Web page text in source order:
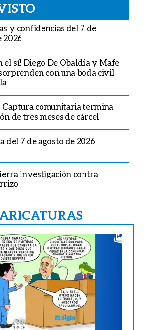
y confidencias del 7 de
2026
el sí! Diego De Obaldía y Mafe
con una boda civil
Captura comunitaria termina
de tres meses de cárcel
del 7 de agosto de 2026
investigación contra